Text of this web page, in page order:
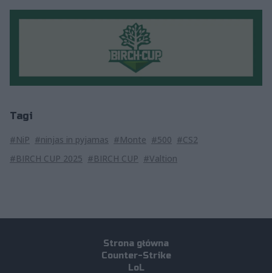
Tagi
#NiP #ninjas in pyjamas #Monte #500 #CS2
#BIRCH CUP 2025 #BIRCH CUP #Valtion
Strona główna
Counter-Strike
LoL